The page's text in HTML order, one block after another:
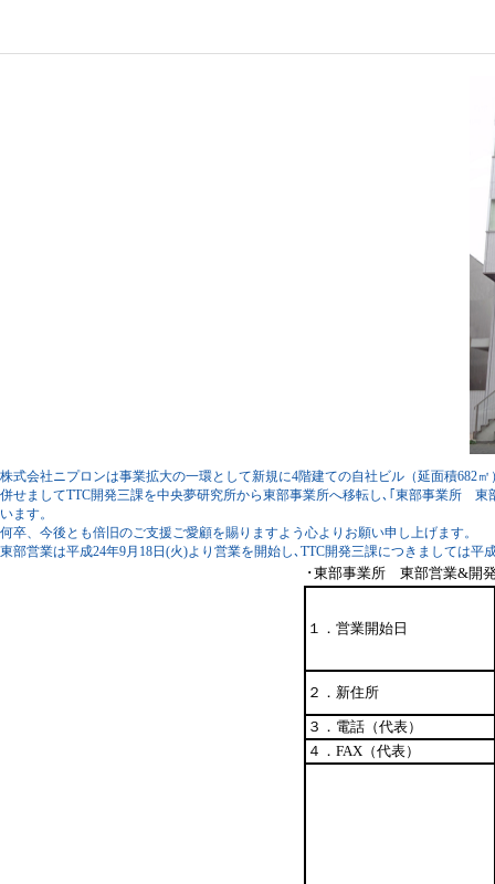
株式会社ニプロンは事業拡大の一環として新規に4階建ての自社ビル（延面積682
併せましてTTC開発三課を中央夢研究所から東部事業所へ移転し､｢東部事業所
います。
何卒、今後とも倍旧のご支援ご愛顧を賜りますよう心よりお願い申し上げます。
東部営業は平成24年9月18日(火)より営業を開始し､TTC開発三課につきましては平
･東部事業所 東部営業&開
１．営業開始日
２．新住所
３．電話（代表）
４．FAX（代表）